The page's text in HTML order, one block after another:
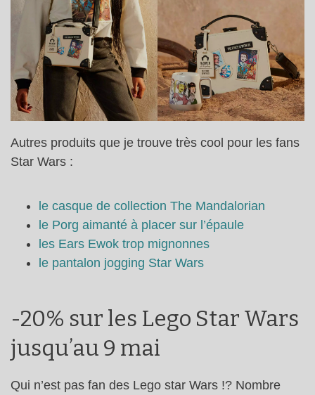
Autres produits que je trouve très cool pour les fans
Star Wars :
le casque de collection The Mandalorian
le Porg aimanté à placer sur l’épaule
les Ears Ewok trop mignonnes
le pantalon jogging Star Wars
-20% sur les Lego Star Wars
jusqu’au 9 mai
Qui n’est pas fan des Lego star Wars !? Nombre